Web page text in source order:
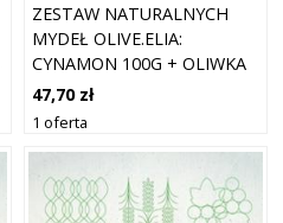
ZESTAW NATURALNYCH
MYDEŁ OLIVE.ELIA:
CYNAMON 100G + OLIWKA
100G + LAWENDA 100G
47,70 zł
1 oferta